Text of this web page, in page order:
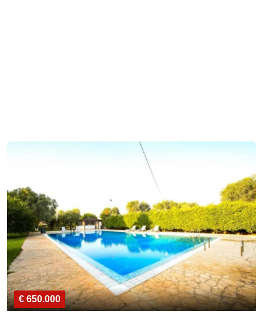
€ 650.000